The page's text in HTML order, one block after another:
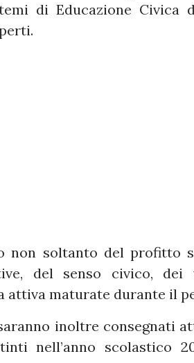
di Educazione Civica
non soltanto del profitto
del senso civico,
attiva maturate durante il
inoltre consegnati
nell’anno scolastico